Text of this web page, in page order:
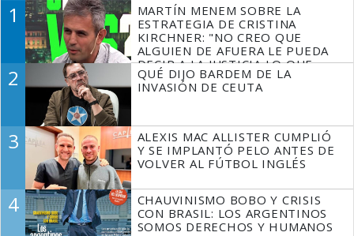
1
MARTÍN MENEM SOBRE LA
ESTRATEGIA DE CRISTINA
KIRCHNER: "NO CREO QUE
ALGUIEN DE AFUERA LE PUEDA
DECIR A LA JUSTICIA LO QUE
TIENE QUE HACER"
2
QUÉ DIJO BARDEM DE LA
INVASIÓN DE CEUTA
3
ALEXIS MAC ALLISTER CUMPLIÓ
Y SE IMPLANTÓ PELO ANTES DE
VOLVER AL FÚTBOL INGLÉS
4
CHAUVINISMO BOBO Y CRISIS
CON BRASIL: LOS ARGENTINOS
SOMOS DERECHOS Y HUMANOS